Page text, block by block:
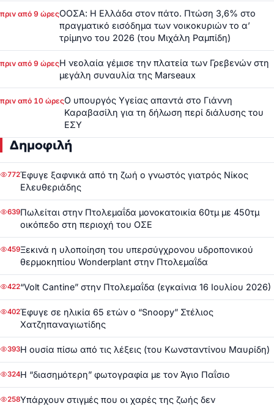
πριν από 9 ώρεςΟΟΣΑ: Η Ελλάδα στον πάτο. Πτώση 3,6% στο
πραγματικό εισόδημα των νοικοκυριών το α’
τρίμηνο του 2026 (του Μιχάλη Ραμπίδη)
πριν από 9 ώρεςΗ νεολαία γέμισε την πλατεία των Γρεβενών στη
μεγάλη συναυλία της Marseaux
πριν από 10 ώρεςΟ υπουργός Υγείας απαντά στο Γιάννη
Καραβασίλη για τη δήλωση περί διάλυσης του
ΕΣΥ
Δημοφιλή
772Έφυγε ξαφνικά από τη ζωή ο γνωστός γιατρός Νίκος
Ελευθεριάδης
639Πωλείται στην Πτολεμαΐδα μονοκατοικία 60τμ με 450τμ
οικόπεδο στη περιοχή του ΟΣΕ
459Ξεκινά η υλοποίηση του υπερσύγχρονου υδροπονικού
θερμοκηπίου Wonderplant στην Πτολεμαΐδα
422“Volt Cantine” στην Πτολεμαΐδα (εγκαίνια 16 Ιουλίου 2026)
402Έφυγε σε ηλικία 65 ετών ο “Snoopy” Στέλιος
Χατζηπαναγιωτίδης
393Η ουσία πίσω από τις λέξεις (του Κωνσταντίνου Μαυρίδη)
324Η “διασημότερη” φωτογραφία με τον Άγιο Παΐσιο
258Υπάρχουν στιγμές που οι χαρές της ζωής δεν